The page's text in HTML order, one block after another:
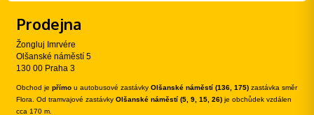
Prodejna
Žongluj Imrvére
Olšanské náměstí 5
130 00 Praha 3
Obchod je přímo u autobusové zastávky Olšanské náměstí (136, 175) zastávka směr
Flora. Od tramvajové zastávky Olšanské náměstí (5, 9, 15, 26) je obchůdek vzdálen
cca 170 m.